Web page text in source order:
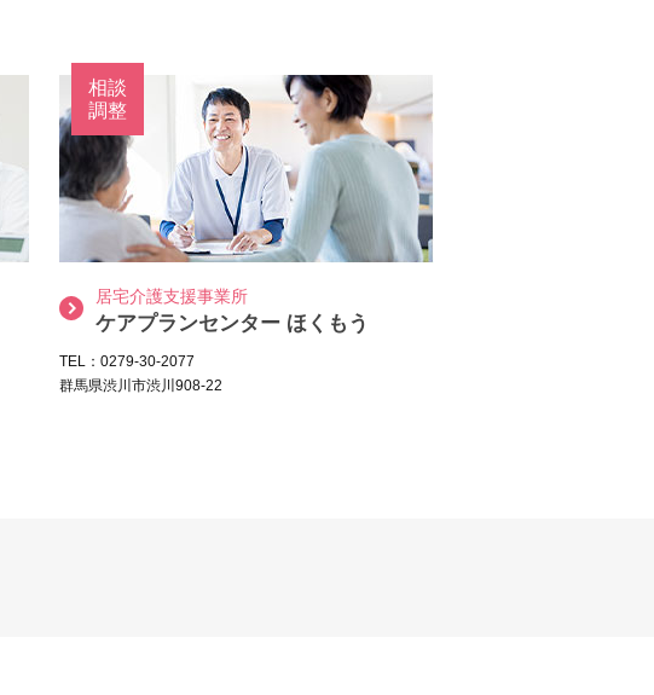
相談
調整
居宅介護支援事業所
ケアプランセンター ほくもう
TEL：0279-30-2077
群馬県渋川市渋川908-22